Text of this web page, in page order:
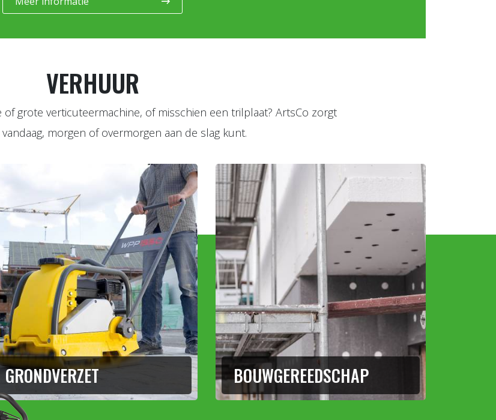
VERHUUR
grote verticuteermachine, of misschien een trilplaat? ArtsCo zorgt
morgen of overmorgen aan de slag kunt.
GRONDVERZET BOUWGEREEDSCHAP